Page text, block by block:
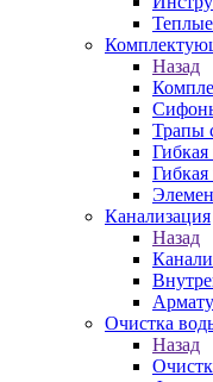
Назад
Трапы
Гибкая
Канализация
Назад
Очистка
Назад